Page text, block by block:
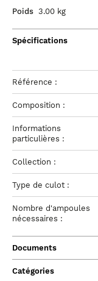
Poids 3.00 kg
Spécifications
Référence :
Composition :
Informations
particulières :
Collection :
Type de culot :
Nombre d'ampoules
nécessaires :
Documents
Catégories